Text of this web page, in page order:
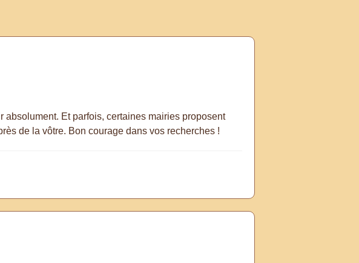
Et parfois, certaines mairies proposent
de la vôtre. Bon courage dans vos recherches !